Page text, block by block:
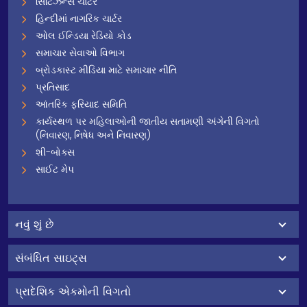
હિન્દીમાં નાગરિક ચાર્ટર
ઓલ ઈન્ડિયા રેડિયો કોડ
સમાચાર સેવાઓ વિભાગ
બ્રોડકાસ્ટ મીડિયા માટે સમાચાર નીતિ
પ્રતિસાદ
આંતરિક ફરિયાદ સમિતિ
કાર્યસ્થળ પર મહિલાઓની જાતીય સતામણી અંગેની વિગતો
(નિવારણ, નિષેધ અને નિવારણ)
શી-બોક્સ
સાઈટ મેપ
નવું શું છે
સંબંધિત સાઇટ્સ
પ્રાદેશિક એકમોની વિગતો